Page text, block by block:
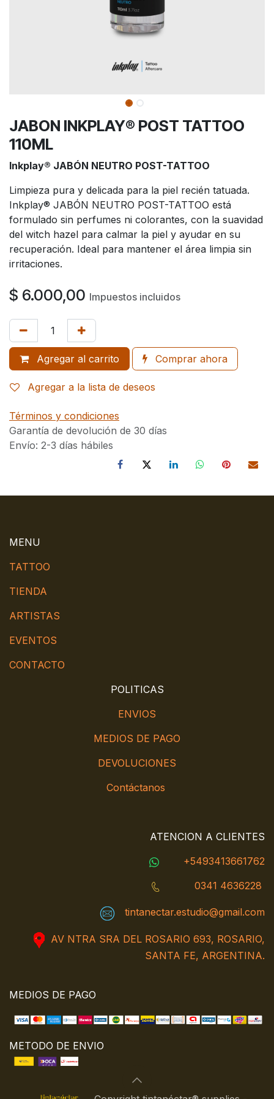
JABON INKPLAY® POST TATTOO
110ML
Inkplay® JABÓN NEUTRO POST-TATTOO
Limpieza pura y delicada para la piel recién tatuada.
Inkplay® JABÓN NEUTRO POST-TATTOO está
formulado sin perfumes ni colorantes, con la suavidad
del witch hazel para calmar la piel y ayudar en su
recuperación. Ideal para mantener el área limpia sin
irritaciones.
$ 6.000,00 Impuestos incluidos
Agregar al carrito Comprar ahora
Agregar a la lista de deseos
Términos y condiciones
Garantía de devolución de 30 días
Envío: 2-3 días hábiles
MENU
TATTOO
TIENDA
ARTISTAS
EVENTOS
CONTACTO
POLITICAS
ENVIOS
MEDIOS DE PAGO
DEVOLUCIONES
Contáctanos
ATENCION A CLIENTES
+5493413661762
0341 4636228
tintanectar.estudio@gmail.com
AV NTRA SRA DEL ROSARIO 693, ROSARIO,
SANTA FE, ARGENTINA.
MEDIOS DE PAGO
METODO DE ENVIO